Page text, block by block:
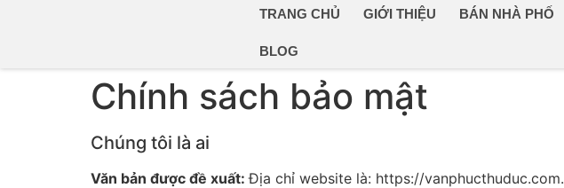
TRANG CHỦ GIỚI THIỆU BÁN NHÀ PHỐ
BLOG
Chính sách bảo mật
Chúng tôi là ai
Văn bản được đề xuất:Địa chỉ website là: https://vanphucthuduc.com.